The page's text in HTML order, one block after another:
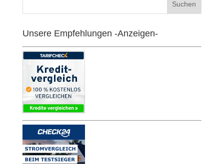
Unsere Empfehlungen -Anzeigen-